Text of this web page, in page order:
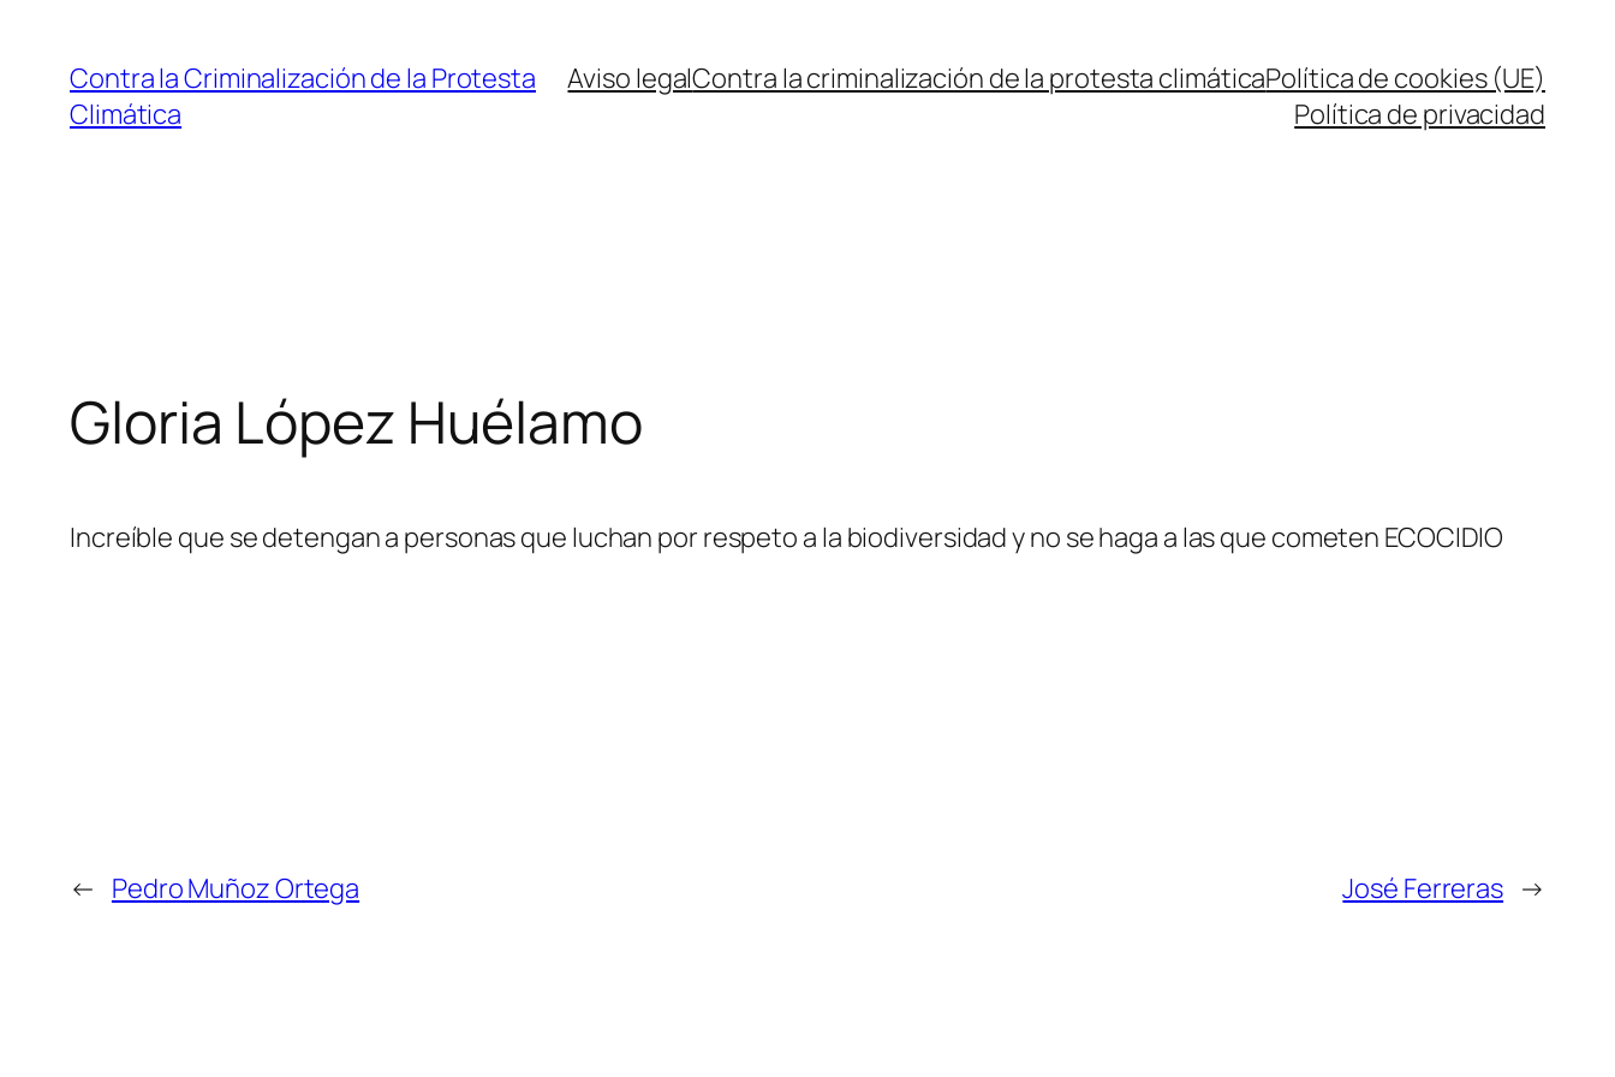
contenido
Contra la Criminalización de la Protesta
Climática
Aviso legalContra la criminalización de la protesta climáticaPolítica de cookies (UE)
Política de privacidad
Gloria López Huélamo
Increíble que se detengan a personas que luchan por respeto a la biodiversidad y no se haga a las que cometen ECOCIDIO
← Pedro Muñoz Ortega José Ferreras →